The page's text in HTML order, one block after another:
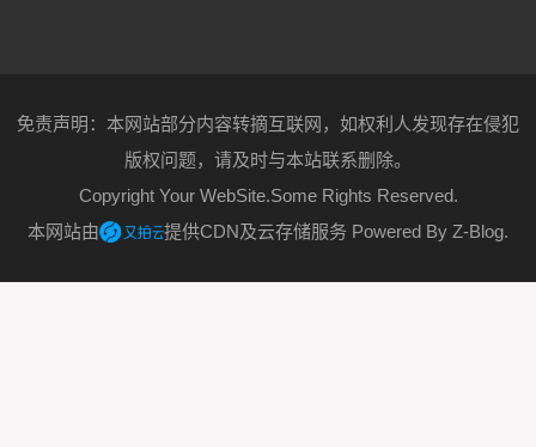
免责声明：本网站部分内容转摘互联网，如权利人发现存在侵犯
版权问题，请及时与本站联系删除。
Copyright Your WebSite.Some Rights Reserved.
本网站由
提供CDN及云存储服务 Powered By Z-Blog.